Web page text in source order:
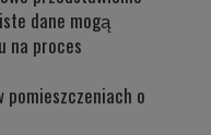
dane mogą
na proces
pomieszczeniach o